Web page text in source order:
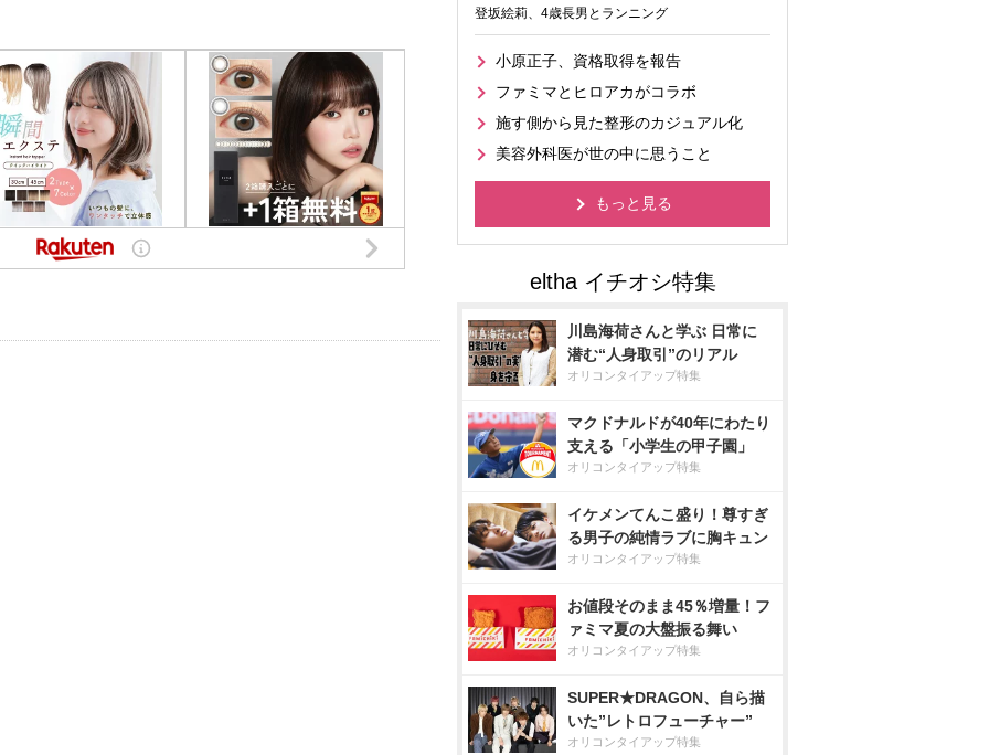
登坂絵莉、4歳長男とランニング
小原正子、資格取得を報告
ファミマとヒロアカがコラボ
施す側から見た整形のカジュアル化
美容外科医が世の中に思うこと
もっと見る
川島海荷さんと学ぶ 日常に
潜む“人身取引”のリアル
オリコンタイアップ特集
マクドナルドが40年にわたり
支える「小学生の甲子園」
オリコンタイアップ特集
イケメンてんこ盛り！尊すぎ
る男子の純情ラブに胸キュン
オリコンタイアップ特集
お値段そのまま45％増量！フ
ァミマ夏の大盤振る舞い
オリコンタイアップ特集
SUPER★DRAGON、自ら描
いた”レトロフューチャー”
オリコンタイアップ特集